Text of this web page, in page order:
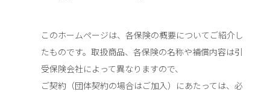
このホームページは、各保険の概要についてご紹介し
たものです。取扱商品、各保険の名称や補償内容は引
受保険会社によって異なりますので、
ご契約（団体契約の場合はご加入）にあたっては、必